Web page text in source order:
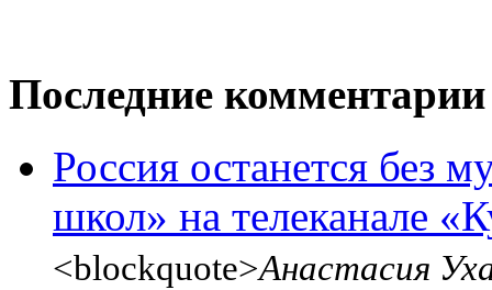
Последние комментарии
Россия останется без
школ» на телеканале
<blockquote>Анастасия